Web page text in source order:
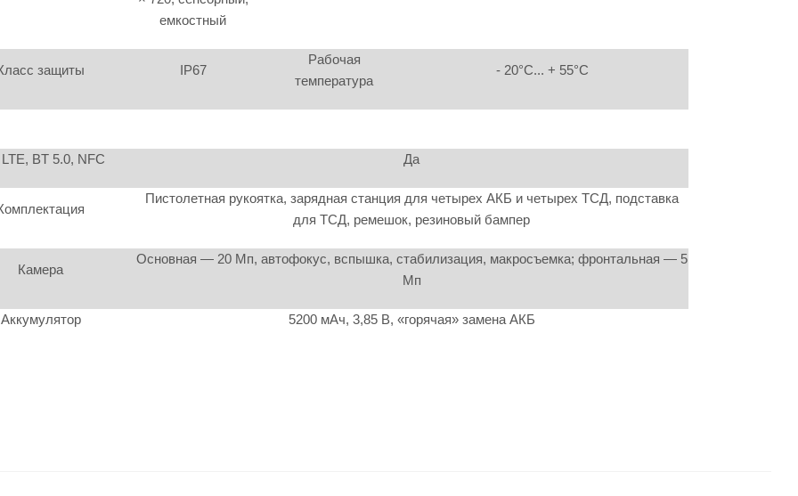
емкостный
защиты IP67
Рабочая
температура
- 20°C... + 55°C
BT 5.0, NFC Да
Пистолетная рукоятка, зарядная станция для четырех АКБ и четырех ТСД, подставка
для ТСД, ремешок, резиновый бампер
Камера
Основная — 20 Мп, автофокус, вспышка, стабилизация, макросъемка; фронтальная — 5
Мп
Аккумулятор 5200 мАч, 3,85 В, «горячая» замена АКБ